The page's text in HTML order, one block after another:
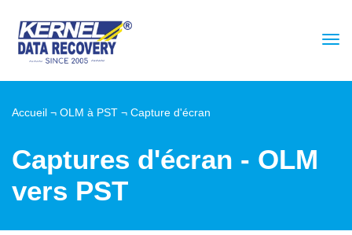
Accueil ¬ OLM à PST ¬ Capture d'écran
Captures d'écran - OLM
vers PST